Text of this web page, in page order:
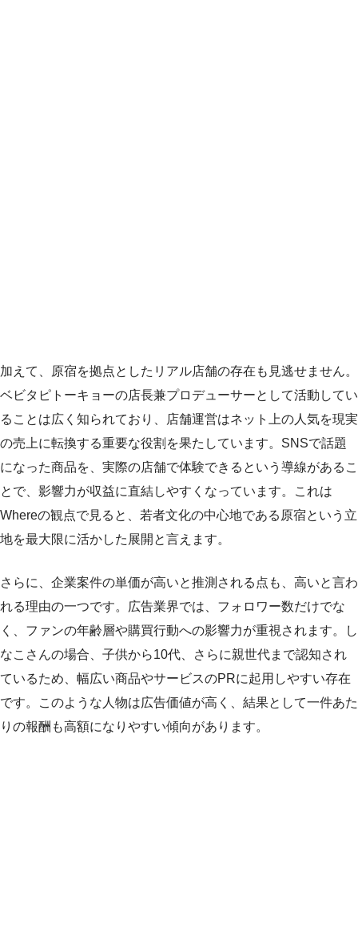
加えて、原宿を拠点としたリアル店舗の存在も見逃せません。
ベビタピトーキョーの店長兼プロデューサーとして活動してい
ることは広く知られており、店舗運営はネット上の人気を現実
の売上に転換する重要な役割を果たしています。SNSで話題
になった商品を、実際の店舗で体験できるという導線があるこ
とで、影響力が収益に直結しやすくなっています。これは
Whereの観点で見ると、若者文化の中心地である原宿という立
地を最大限に活かした展開と言えます。
さらに、企業案件の単価が高いと推測される点も、高いと言わ
れる理由の一つです。広告業界では、フォロワー数だけでな
く、ファンの年齢層や購買行動への影響力が重視されます。し
なこさんの場合、子供から10代、さらに親世代まで認知され
ているため、幅広い商品やサービスのPRに起用しやすい存在
です。このような人物は広告価値が高く、結果として一件あた
りの報酬も高額になりやすい傾向があります。